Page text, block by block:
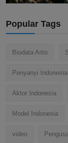
Popular Tags
Biodata Artis
Penyanyi Indonesia
Aktor Indonesia
Model Indonesia
video